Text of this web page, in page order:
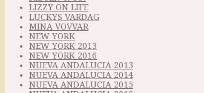
LIZZY ON LIFE
LUCKYS VARDAG
MINA VOVVAR
NEW YORK
NEW YORK 2013
NEW YORK 2016
NUEVA ANDALUCIA 2013
NUEVA ANDALUCIA 2014
NUEVA ANDALUCIA 2015